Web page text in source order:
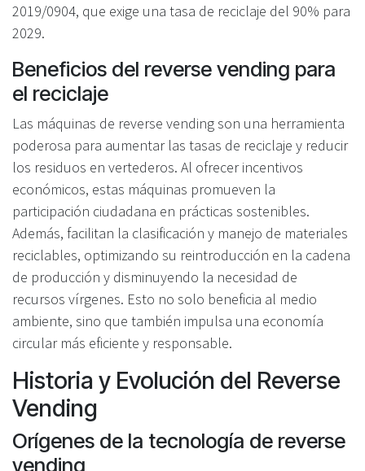
2019/0904, que exige una tasa de reciclaje del 90% para
2029.
Beneficios del reverse vending para
el reciclaje
Las máquinas de reverse vending son una herramienta
poderosa para aumentar las tasas de reciclaje y reducir
los residuos en vertederos. Al ofrecer incentivos
económicos, estas máquinas promueven la
participación ciudadana en prácticas sostenibles.
Además, facilitan la clasificación y manejo de materiales
reciclables, optimizando su reintroducción en la cadena
de producción y disminuyendo la necesidad de
recursos vírgenes. Esto no solo beneficia al medio
ambiente, sino que también impulsa una economía
circular más eficiente y responsable.
Historia y Evolución del Reverse
Vending
Orígenes de la tecnología de reverse
vending